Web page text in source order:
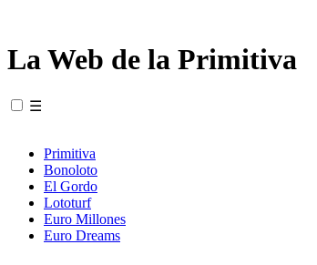
La Web de la Primitiva
☰
Primitiva
Bonoloto
El Gordo
Lototurf
Euro Millones
Euro Dreams